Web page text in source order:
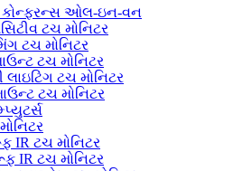
ઓલ-ઇન-વન
ટચ મોનિટર
ટચ મોનિટર
ટચ મોનિટર
ટચ મોનિટર
ટચ મોનિટર
IR ટચ મોનિટર
IR ટચ મોનિટર